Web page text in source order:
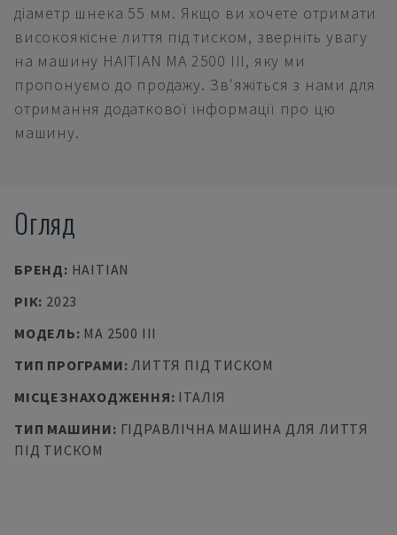
діаметр шнека 55 мм. Якщо ви хочете отримати
високоякісне лиття під тиском, зверніть увагу
на машину HAITIAN MA 2500 III, яку ми
пропонуємо до продажу. Зв'яжіться з нами для
отримання додаткової інформації про цю
машину.
Огляд
БРЕНД: HAITIAN
РІК: 2023
МОДЕЛЬ: MA 2500 III
ТИП ПРОГРАМИ:ЛИТТЯ ПІД ТИСКОМ
МІСЦЕЗНАХОДЖЕННЯ: ІТАЛІЯ
ТИП МАШИНИ: ГІДРАВЛІЧНА МАШИНА ДЛЯ ЛИТТЯ
ПІД ТИСКОМ